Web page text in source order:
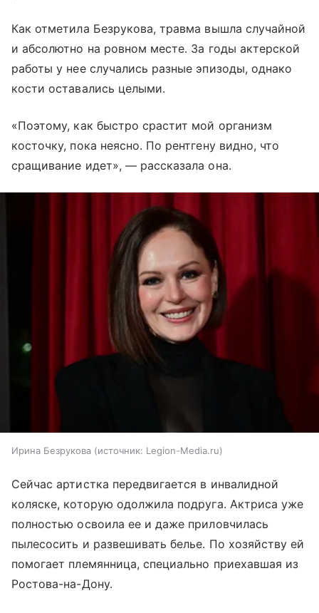
Как отметила Безрукова, травма вышла случайной
и абсолютно на ровном месте. За годы актерской
работы у нее случались разные эпизоды, однако
кости оставались целыми.
«Поэтому, как быстро срастит мой организм
косточку, пока неясно. По рентгену видно, что
сращивание идет», — рассказала она.
Ирина Безрукова источник: Legion-Media.ru
Сейчас артистка передвигается в инвалидной
коляске, которую одолжила подруга. Актриса уже
полностью освоила ее и даже приловчилась
пылесосить и развешивать белье. По хозяйству ей
помогает племянница, специально приехавшая из
Ростова-на-Дону.